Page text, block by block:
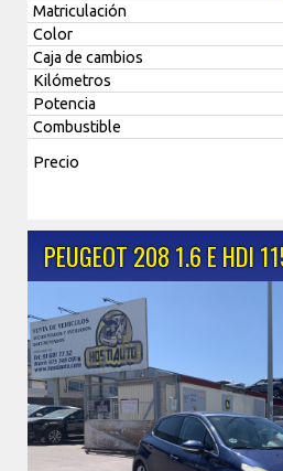
Matriculación
Color
Caja de cambios
Kilómetros
Potencia
Combustible
Precio
PEUGEOT 208 1.6 E HDI